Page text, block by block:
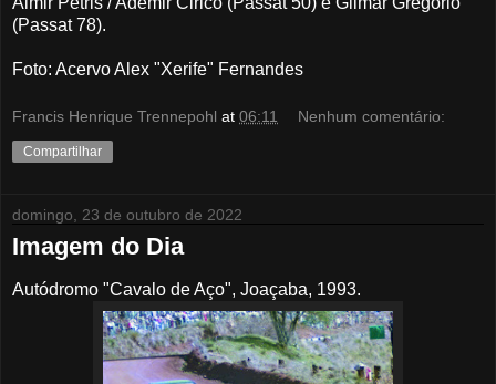
(Passat 78).
Foto: Acervo Alex "Xerife" Fernandes
Francis Henrique Trennepohl at 06:11 Nenhum comentário:
Compartilhar
domingo, 23 de outubro de 2022
Imagem do Dia
Autódromo "Cavalo de Aço", Joaçaba, 1993.